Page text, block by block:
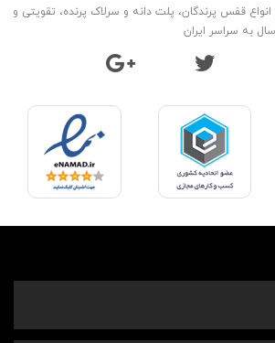
انواع قفس پرندگان، پلت دانه و سرلاک پرنده، تقویتی و
به سراسر ایران